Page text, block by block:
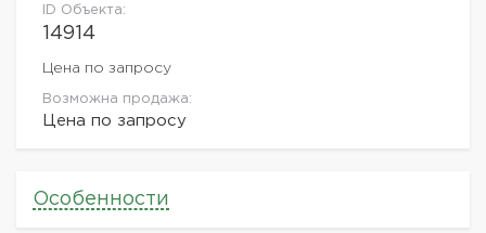
ID Объекта:
14914
Цена по запросу
Возможна продажа:
Цена по запросу
Особенности